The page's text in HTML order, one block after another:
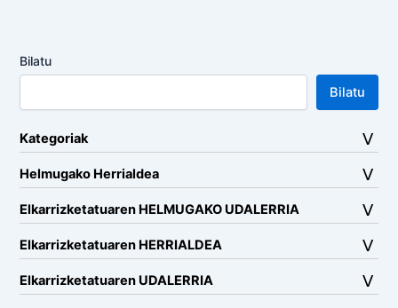
Bilatu
Bilatu
Kategoriak
Helmugako Herrialdea
Elkarrizketatuaren HELMUGAKO UDALERRIA
Elkarrizketatuaren HERRIALDEA
Elkarrizketatuaren UDALERRIA